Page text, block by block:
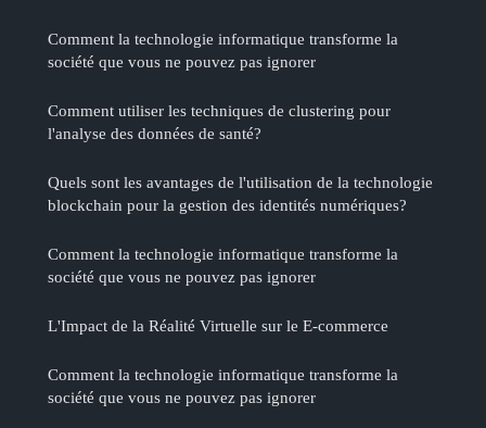
Comment la technologie informatique transforme la
société que vous ne pouvez pas ignorer
Comment utiliser les techniques de clustering pour
l'analyse des données de santé?
Quels sont les avantages de l'utilisation de la technologie
blockchain pour la gestion des identités numériques?
Comment la technologie informatique transforme la
société que vous ne pouvez pas ignorer
L'Impact de la Réalité Virtuelle sur le E-commerce
Comment la technologie informatique transforme la
société que vous ne pouvez pas ignorer